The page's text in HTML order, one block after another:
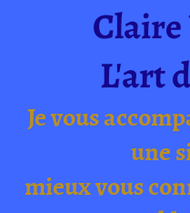
Claire
L'art
Je vous
une
mieux vous